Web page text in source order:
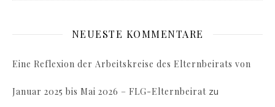
NEUESTE KOMMENTARE
Eine Reflexion der Arbeitskreise des Elternbeirats von
Januar 2025 bis Mai 2026 – FLG-Elternbeirat zu